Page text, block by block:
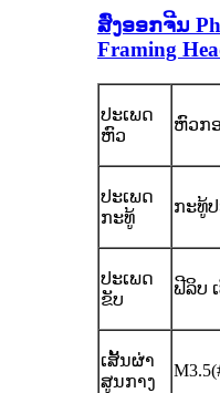
ສົ່ງອອກຈີນ
Framing
ປະເພດ
ຫົວ
ຫົວ​ກອ
ປະເພດ
ກະທູ້
ກະທູ້
ປະເພດ
ຂັບ
ຟີລິບ
ເສັ້ນຜ່າ
ສູນກາງ